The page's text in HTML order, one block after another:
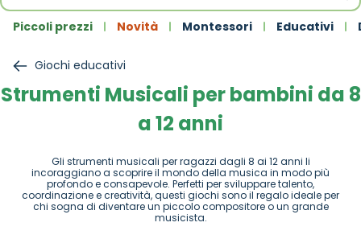
Piccoli prezzi Novità Montessori Educativi
Giochi educativi
Strumenti Musicali per bambini da 8
a 12 anni
Gli strumenti musicali per ragazzi dagli 8 ai 12 anni li
incoraggiano a scoprire il mondo della musica in modo più
profondo e consapevole. Perfetti per sviluppare talento,
coordinazione e creatività, questi giochi sono il regalo ideale per
chi sogna di diventare un piccolo compositore o un grande
musicista.